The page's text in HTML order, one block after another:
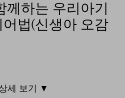
께하는 우리아기
법(신생아 오감
세 보기 ▼